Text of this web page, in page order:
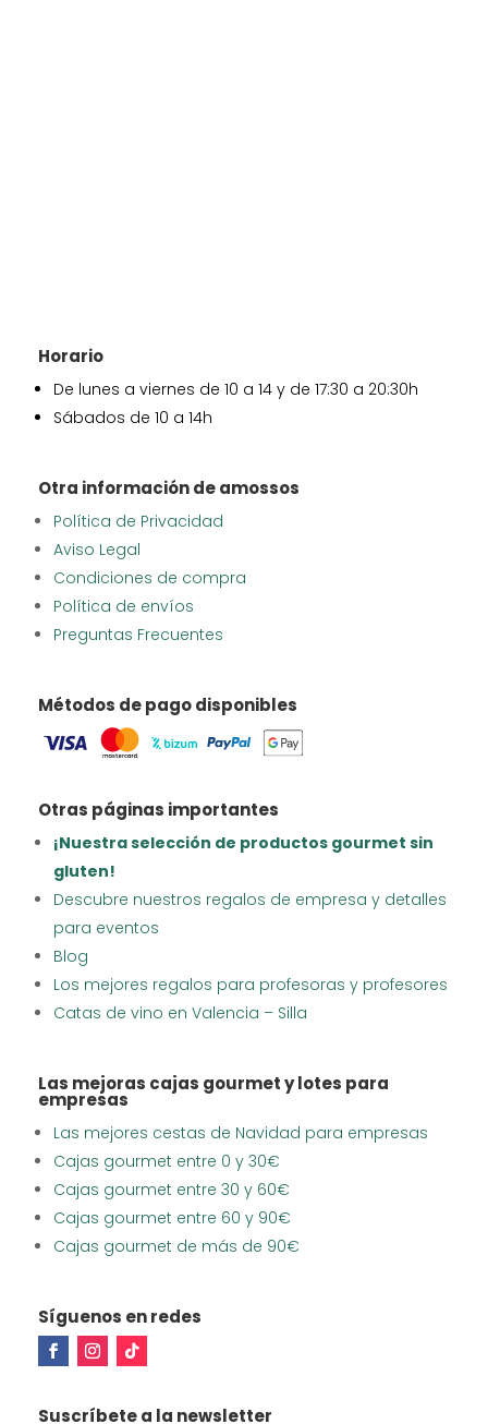
Horario
De lunes a viernes de 10 a 14 y de 17:30 a 20:30h
Sábados de 10 a 14h
Otra información de amossos
Política de Privacidad
Aviso Legal
Condiciones de compra
Política de envíos
Preguntas Frecuentes
Métodos de pago disponibles
Otras páginas importantes
¡Nuestra selección de productos gourmet sin
gluten!
Descubre nuestros regalos de empresa y detalles
para eventos
Blog
Los mejores regalos para profesoras y profesores
Catas de vino en Valencia – Silla
Las mejoras cajas gourmet y lotes para
empresas
Las mejores cestas de Navidad para empresas
Cajas gourmet entre 0 y 30€
Cajas gourmet entre 30 y 60€
Cajas gourmet entre 60 y 90€
Cajas gourmet de más de 90€
Síguenos en redes
Suscríbete a la newsletter